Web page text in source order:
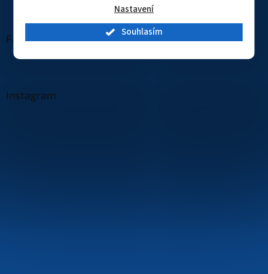
Nastavení
Souhlasím
Facebook
Instagram